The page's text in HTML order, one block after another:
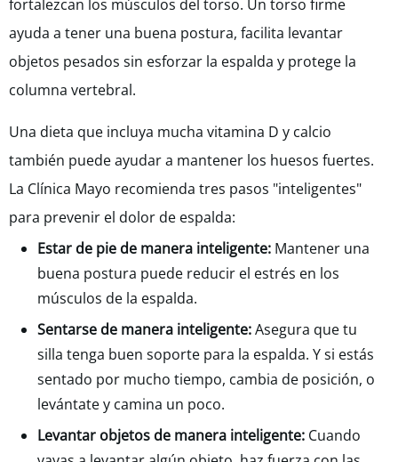
fortalezcan los músculos del torso. Un torso firme
ayuda a tener una buena postura, facilita levantar
objetos pesados sin esforzar la espalda y protege la
columna vertebral.
Una dieta que incluya mucha vitamina D y calcio
también puede ayudar a mantener los huesos fuertes.
La Clínica Mayo recomienda tres pasos "inteligentes"
para prevenir el dolor de espalda:
Estar de pie de manera inteligente: Mantener una
buena postura puede reducir el estrés en los
músculos de la espalda.
Sentarse de manera inteligente:Asegura que tu
silla tenga buen soporte para la espalda. Y si estás
sentado por mucho tiempo, cambia de posición, o
levántate y camina un poco.
Levantar objetos de manera inteligente: Cuando